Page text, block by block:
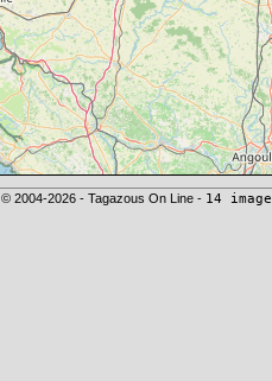
© 2004-2026 - Tagazous On Line - 14